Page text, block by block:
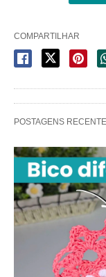
COMPARTILHAR
POSTAGENS